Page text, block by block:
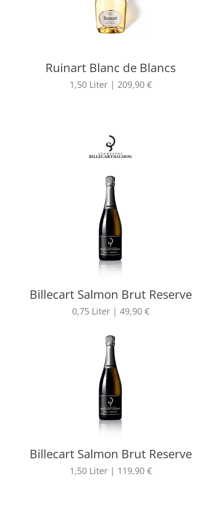
Ruinart Blanc de Blancs
1,50 Liter | 209,90 €
Billecart Salmon Brut Reserve
0,75 Liter | 49,90 €
Billecart Salmon Brut Reserve
1,50 Liter | 119,90 €